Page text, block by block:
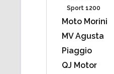
Sport 1200
Moto Morini
MV Agusta
Piaggio
QJ Motor